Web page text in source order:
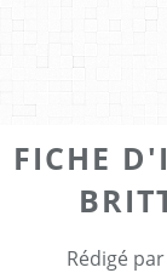
FICHE
Rédigé